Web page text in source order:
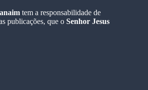
tem a responsabilidade de
publicações, que o Senhor Jesus